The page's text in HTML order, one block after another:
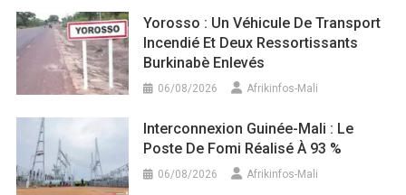
Yorosso : Un Véhicule De Transport
Incendié Et Deux Ressortissants
Burkinabè Enlevés
06/08/2026 Afrikinfos-Mali
Interconnexion Guinée-Mali : Le
Poste De Fomi Réalisé À 93 %
06/08/2026 Afrikinfos-Mali